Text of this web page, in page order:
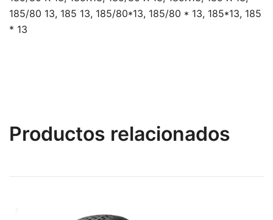
185/80 13, 185 13, 185/80*13, 185/80 * 13, 185*13, 185
* 13
Productos relacionados